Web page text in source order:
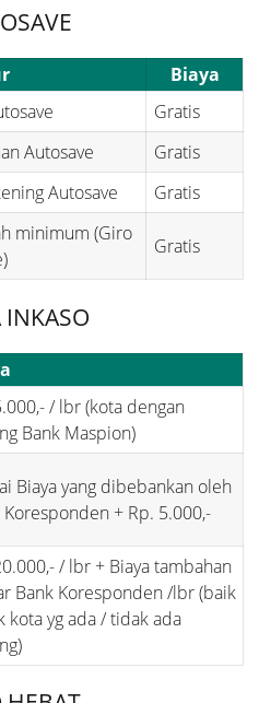
Biaya
Gratis
Autosave
Gratis
Autosave Gratis
minimum (Giro
Gratis
INKASO
/ lbr (kota dengan
Bank Maspion)
Biaya yang dibebankan oleh
Koresponden + Rp. 5.000,-
/ lbr + Biaya tambahan
Bank Koresponden /lbr (baik
kota yg ada / tidak ada